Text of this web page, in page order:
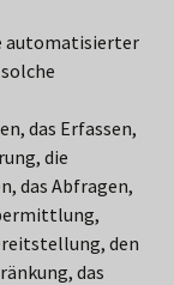
automatisierter
das Erfassen,
die
das Abfragen,
den
das